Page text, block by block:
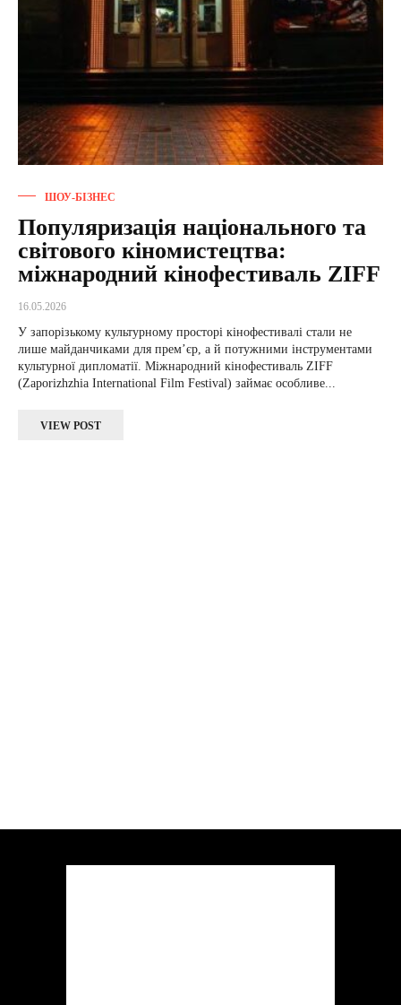
ШОУ-БІЗНЕС
Популяризація національного та
світового кіномистецтва:
міжнародний кінофестиваль ZIFF
16.05.2026
У запорізькому культурному просторі кінофестивалі стали не
лише майданчиками для прем’єр, а й потужними інструментами
культурної дипломатії. Міжнародний кінофестиваль ZIFF
(Zaporizhzhia International Film Festival) займає особливе...
VIEW POST